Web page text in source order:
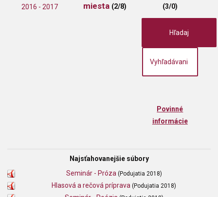
2016 - 2017
miesta (2/8) (3/0)
Hľadaj
Povinné
informácie
Najsťahovanejšie súbory
Seminár - Próza (Podujatia 2018)
Hlasová a rečová príprava (Podujatia 2018)